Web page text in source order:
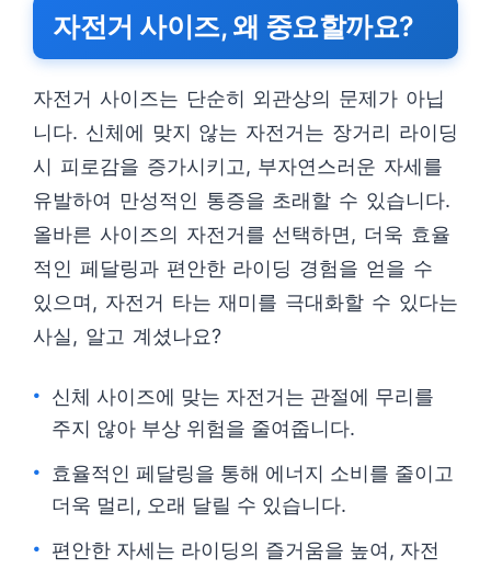
자전거 사이즈, 왜 중요할까요?
자전거 사이즈는 단순히 외관상의 문제가 아닙
니다. 신체에 맞지 않는 자전거는 장거리 라이딩
시 피로감을 증가시키고, 부자연스러운 자세를
유발하여 만성적인 통증을 초래할 수 있습니다.
올바른 사이즈의 자전거를 선택하면, 더욱 효율
적인 페달링과 편안한 라이딩 경험을 얻을 수
있으며, 자전거 타는 재미를 극대화할 수 있다는
사실, 알고 계셨나요?
신체 사이즈에 맞는 자전거는 관절에 무리를
주지 않아 부상 위험을 줄여줍니다.
효율적인 페달링을 통해 에너지 소비를 줄이고
더욱 멀리, 오래 달릴 수 있습니다.
편안한 자세는 라이딩의 즐거움을 높여, 자전